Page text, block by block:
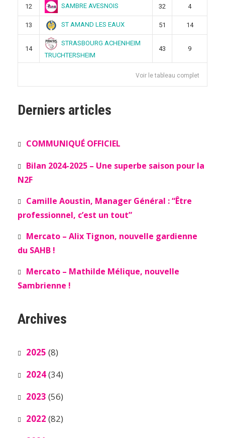
12 SAMBRE AVESNOIS 32 4
13 ST AMAND LES EAUX 51 14
14
STRASBOURG ACHENHEIM
TRUCHTERSHEIM
43 9
Voir le tableau complet
Derniers articles
COMMUNIQUÉ OFFICIEL
Bilan 2024-2025 – Une superbe saison pour la
N2F
Camille Aoustin, Manager Général : “Être
professionnel, c’est un tout”
Mercato – Alix Tignon, nouvelle gardienne
du SAHB !
Mercato – Mathilde Mélique, nouvelle
Sambrienne !
Archives
2025 (8)
2024(34)
2023 (56)
2022 (82)